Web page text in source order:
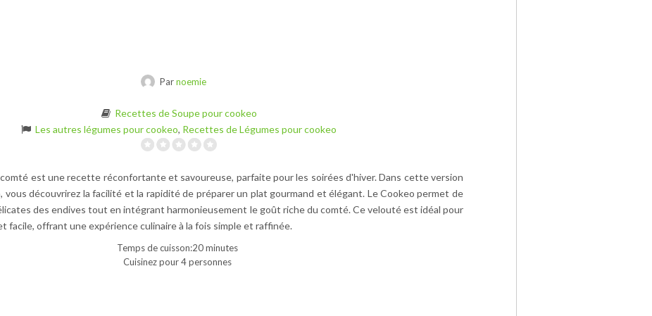
Parnoemie
Recettes de Soupe pour cookeo
Les autres légumes pour cookeo, Recettes de Légumes pour cookeo
est une recette réconfortante et savoureuse, parfaite pour les soirées d'hiver. Dans cette version
vous découvrirez la facilité et la rapidité de préparer un plat gourmand et élégant. Le Cookeo permet de
des endives tout en intégrant harmonieusement le goût riche du comté. Ce velouté est idéal pour
facile, offrant une expérience culinaire à la fois simple et raffinée.
Temps de cuisson:20 minutes
Cuisinez pour 4 personnes